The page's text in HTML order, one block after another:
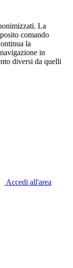
La
comando
la
in
diversi da quelli
Accedi all'area